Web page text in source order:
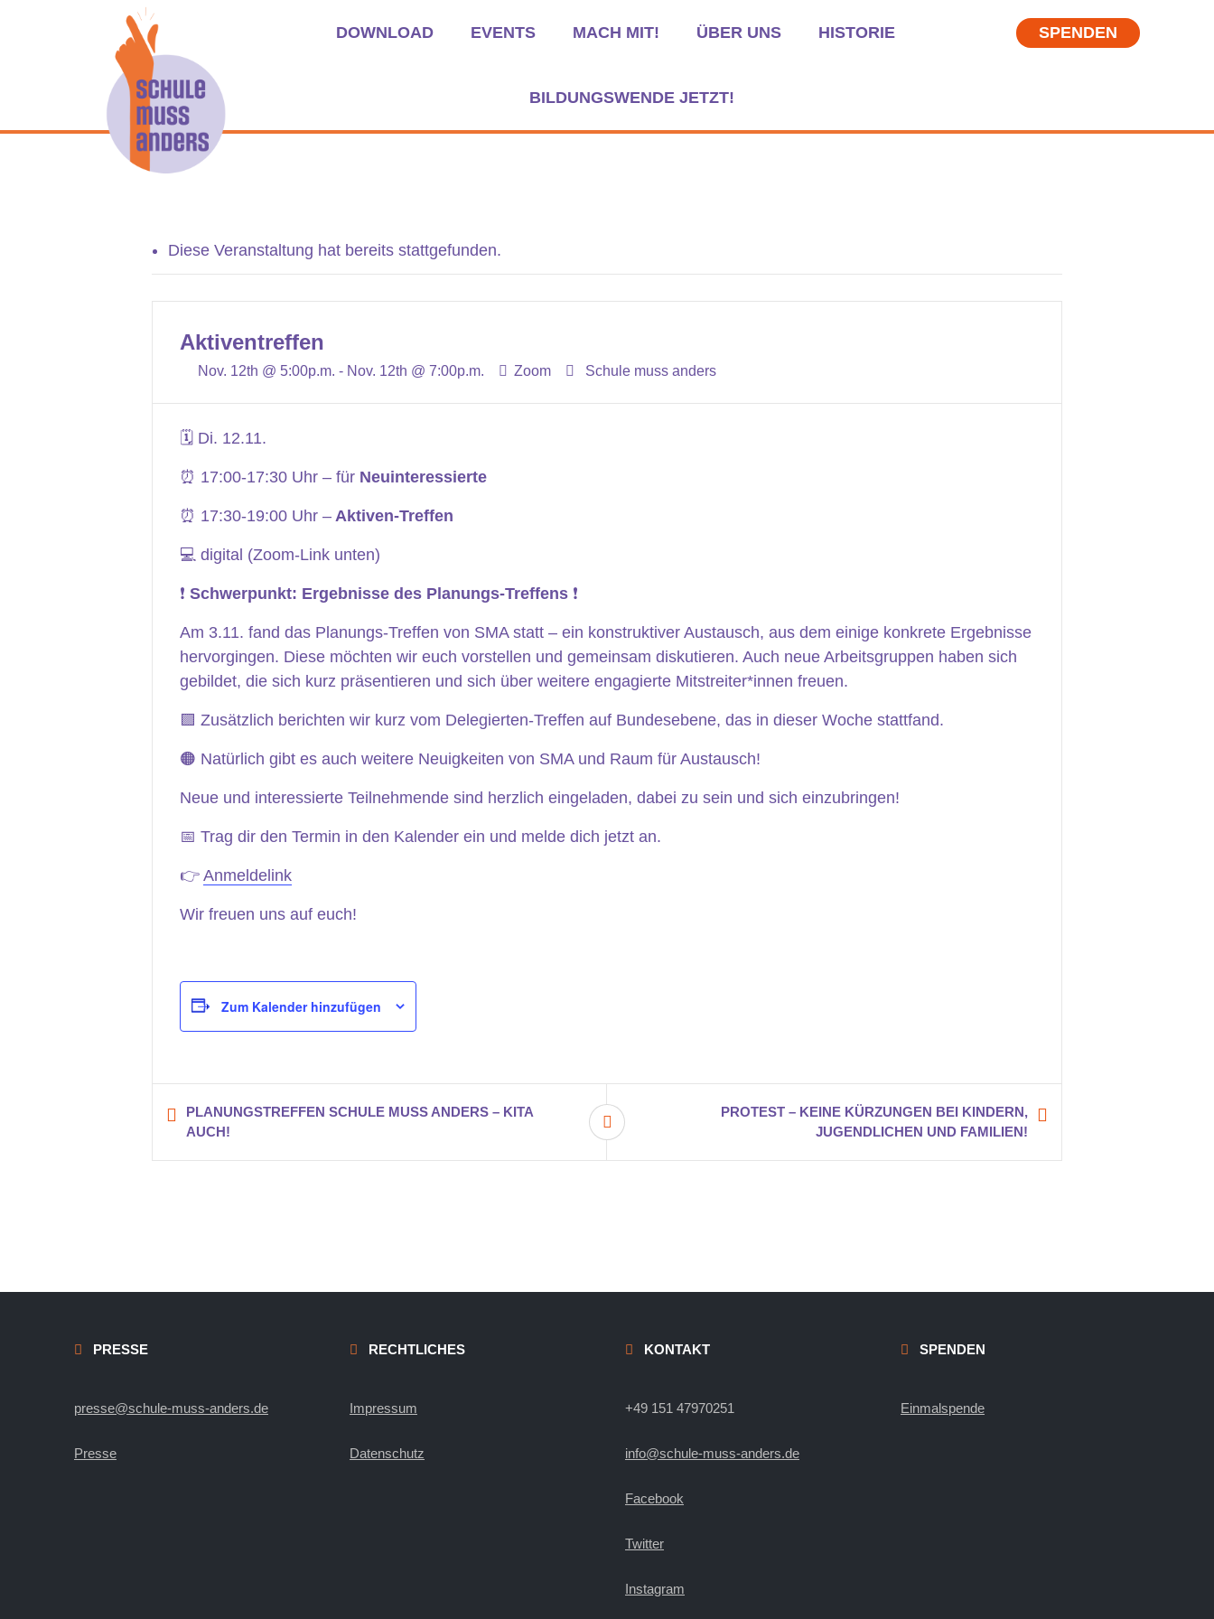
DOWNLOAD EVENTS MACH MIT! ÜBER UNS HISTORIE
BILDUNGSWENDE JETZT!
SPENDEN
Diese Veranstaltung hat bereits stattgefunden.
Aktiventreffen
Nov. 12th @ 5:00p.m. - Nov. 12th @ 7:00p.m. Zoom Schule muss anders
🗓 Di. 12.11.
⏰ 17:00-17:30 Uhr – für Neuinteressierte
⏰ 17:30-19:00 Uhr – Aktiven-Treffen
💻 digital (Zoom-Link unten)
❗️ Schwerpunkt: Ergebnisse des Planungs-Treffens ❗️
Am 3.11. fand das Planungs-Treffen von SMA statt – ein konstruktiver Austausch, aus dem einige konkrete Ergebnisse
hervorgingen. Diese möchten wir euch vorstellen und gemeinsam diskutieren. Auch neue Arbeitsgruppen haben sich
gebildet, die sich kurz präsentieren und sich über weitere engagierte Mitstreiter*innen freuen.
🟪 Zusätzlich berichten wir kurz vom Delegierten-Treffen auf Bundesebene, das in dieser Woche stattfand.
🟠 Natürlich gibt es auch weitere Neuigkeiten von SMA und Raum für Austausch!
Neue und interessierte Teilnehmende sind herzlich eingeladen, dabei zu sein und sich einzubringen!
📅 Trag dir den Termin in den Kalender ein und melde dich jetzt an.
👉 Anmeldelink
Wir freuen uns auf euch!
Zum Kalender hinzufügen
PLANUNGSTREFFEN SCHULE MUSS ANDERS – KITA
AUCH!
PROTEST – KEINE KÜRZUNGEN BEI KINDERN,
JUGENDLICHEN UND FAMILIEN!
PRESSE
presse@schule-muss-anders.de
Presse
RECHTLICHES
Impressum
Datenschutz
KONTAKT
+49 151 47970251
info@schule-muss-anders.de
Facebook
Twitter
Instagram
SPENDEN
Einmalspende